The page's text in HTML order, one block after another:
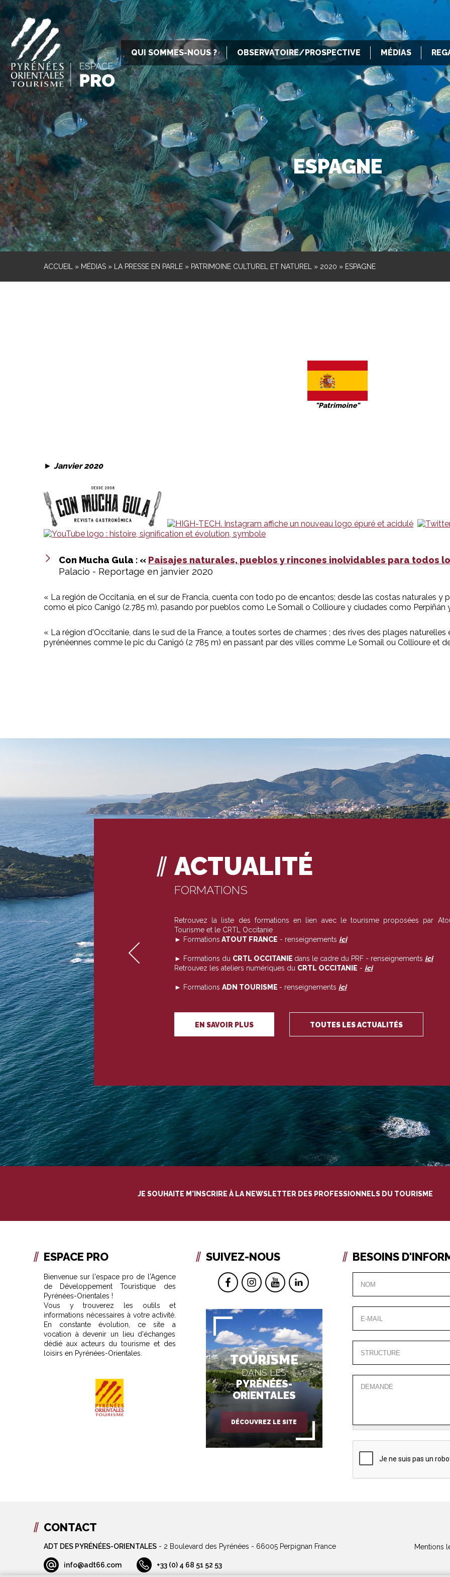
QUI SOMMES-NOUS ? OBSERVATOIRE/PROSPECTIVE MÉDIAS
ESPAGNE
ACCUEIL » MÉDIAS » LA PRESSE EN PARLE » PATRIMOINE CULTUREL ET NATUREL » 2020 » ESPAGNE
"Patrimoine"
► Janvier 2020
Con Mucha Gula : « Paisajes naturales, pueblos y rincones inolvidables para todos
Palacio - Reportage en janvier 2020
« La región de Occitania, en el sur de Francia, cuenta con todo po de encantos; desde las costas naturales y
como el pico Canigó (2.785 m), pasando por pueblos como Le Somail o Collioure y ciudades como Perpiñán
« La région d'Occitanie, dans le sud de la France, a toutes sortes de charmes ; des rives des plages
pyrénéennes comme le pic du Canigó (2 785 m) en passant par des villes comme Le Somail ou Collioure et
ACTUALITÉ
FORMATIONS
Retrouvez la liste des formations en lien avec le tourisme proposées par
Tourisme et le CRTL Occitanie
► Formations ATOUT FRANCE - renseignements ici
► Formations du CRTL OCCITANIE dans le cadre du PRF - renseignements ici
Retrouvez les ateliers numériques du CRTL OCCITANIE - ici
► Formations ADN TOURISME - renseignements ici
EN SAVOIR PLUS TOUTES LES ACTUALITÉS
JE SOUHAITE M'INSCRIRE À LA NEWSLETTER DES PROFESSIONNELS DU TOURISME
ESPACE PRO
Bienvenue sur l'espace pro de l'Agence
de Développement Touristique des
Pyrénées-Orientales !
Vous y trouverez les outils et
informations nécessaires à votre activité.
En constante évolution, ce site a
vocation à devenir un lieu d'échanges
dédié aux acteurs du tourisme et des
loisirs en Pyrénées-Orientales.
SUIVEZ-NOUS
TOURISME
DANS LES
PYRÉNÉES-
ORIENTALES
DÉCOUVREZ LE SITE
BESOINS
CONTACT
ADT DES PYRÉNÉES-ORIENTALES - 2 Boulevard des Pyrénées - 66005 Perpignan France
info@adt66.com +33 (0) 4 68 51 52 53
Mentions